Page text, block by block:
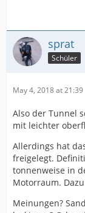
sprat
Schüler
May 4, 2018 at 21:39
Also der Tunnel
mit leichter
Allerdings hat
freigelegt.
tonnenweise in
Motorraum.
Meinungen?